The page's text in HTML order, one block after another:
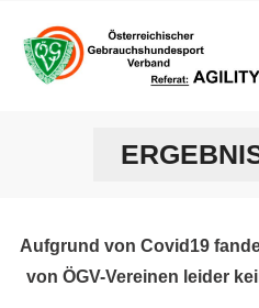
content
Aufgrund von Covid19
von ÖGV-Vereinen leider